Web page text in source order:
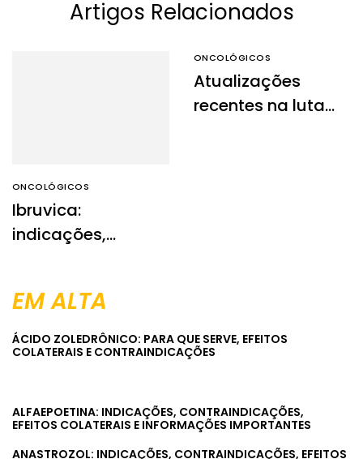
Artigos Relacionados
ONCOLÓGICOS
Ibruvica:
indicações,
e informações
importantes
ONCOLÓGICOS
Atualizações
recentes na luta
EM ALTA
ÁCIDO ZOLEDRÔNICO: PARA QUE SERVE, EFEITOS
COLATERAIS E CONTRAINDICAÇÕES
ALFAEPOETINA: INDICAÇÕES, CONTRAINDICAÇÕES,
EFEITOS COLATERAIS E INFORMAÇÕES IMPORTANTES
ANASTROZOL: INDICAÇÕES, CONTRAINDICAÇÕES, EFEITOS